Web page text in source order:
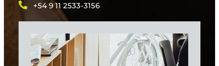
+54 9 11 2533-3156